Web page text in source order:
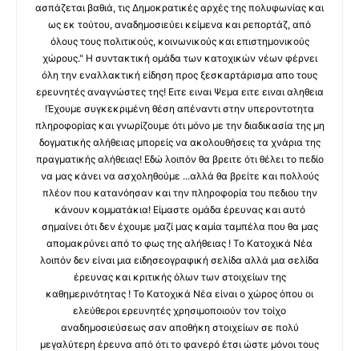
ασπάζεται βαθιά, τις Δημοκρατικές αρχές της πολυφωνίας και
ως εκ τούτου, αναδημοσιεύει κείμενα και ρεπορτάζ, από
όλους τους πολιτικούς, κοινωνικούς και επιστημονικούς
χώρους." Η συντακτική ομάδα των κατοχικών νέων φέρνει
όλη την εναλλακτική είδηση προς ξεσκαρτάρισμα απο τους
ερευνητές αναγνώστες της! Ειτε ειναι Ψεμα ειτε ειναι αληθεια
!Έχουμε συγκεκριμένη θέση απέναντι στην υπεροντοτητα
πληροφορίας και γνωρίζουμε ότι μόνο με την διαδικασία της μη
δογματικής αλήθειας μπορείς να ακολουθήσεις τα χνάρια της
πραγματικής αλήθειας! Εδώ λοιπόν θα βρειτε ότι θέλει το πεδίο
να μας κάνει να ασχοληθούμε ...αλλά θα βρείτε και πολλούς
πλέον που κατανόησαν και την πληροφορία του πεδιου την
κάνουν κομματάκια! Είμαστε ομάδα έρευνας και αυτό
σημαίνει ότι δεν έχουμε μαζί μας καμία ταμπέλα που θα μας
απομακρύνει από το φως της αλήθειας ! Το Κατοχικά Νέα
λοιπόν δεν είναι μια ειδησεογραφική σελίδα αλλά μια σελίδα
έρευνας και κριτικής όλων των στοιχείων της
καθημερινότητας ! Το Κατοχικά Νέα είναι ο χώρος όπου οι
ελεύθεροι ερευνητές χρησιμοποιούν τον τοίχο
αναδημοσιεύσεως σαν αποθήκη στοιχείων σε πολύ
μεγαλύτερη έρευνα από ότι το φανερό έτσι ώστε μόνοι τους